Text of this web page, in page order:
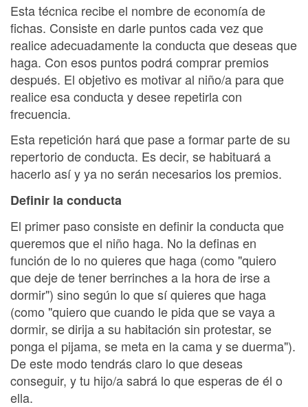
Esta técnica recibe el nombre de economía de
fichas. Consiste en darle puntos cada vez que
realice adecuadamente la conducta que deseas que
haga. Con esos puntos podrá comprar premios
después. El objetivo es motivar al niño/a para que
realice esa conducta y desee repetirla con
frecuencia.
Esta repetición hará que pase a formar parte de su
repertorio de conducta. Es decir, se habituará a
hacerlo así y ya no serán necesarios los premios.
Definir la conducta
El primer paso consiste en definir la conducta que
queremos que el niño haga. No la definas en
función de lo no quieres que haga (como "quiero
que deje de tener berrinches a la hora de irse a
dormir") sino según lo que sí quieres que haga
(como "quiero que cuando le pida que se vaya a
dormir, se dirija a su habitación sin protestar, se
ponga el pijama, se meta en la cama y se duerma").
De este modo tendrás claro lo que deseas
conseguir, y tu hijo/a sabrá lo que esperas de él o
ella.